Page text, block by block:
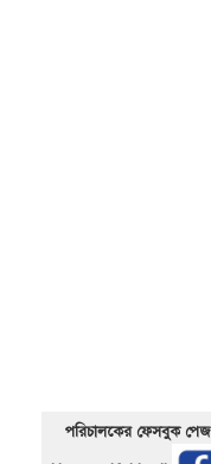
পরিচালকের ফেসবুক পেজ